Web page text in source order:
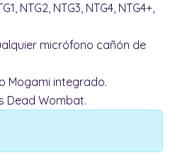
NTG2, NTG3, NTG4, NTG4+,
micrófono cañón de
Mogami integrado.
Dead Wombat.